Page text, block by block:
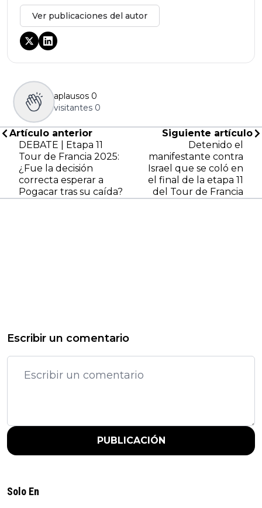
Ver publicaciones del autor
aplausos 0
visitantes 0
Artículo anterior
DEBATE | Etapa 11
Tour de Francia 2025:
¿Fue la decisión
correcta esperar a
Pogacar tras su caída?
Siguiente artículo
Detenido el
manifestante contra
Israel que se coló en
el final de la etapa 11
del Tour de Francia
Escribir un comentario
PUBLICACIÓN
Solo En